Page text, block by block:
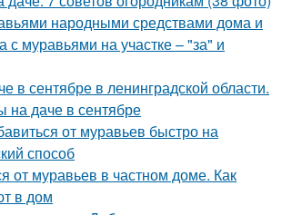
народными средствами дома и
с муравьями на участке – "за" и
в сентябре в ленинградской области.
даче в сентябре
от муравьев быстро на
способ
от муравьев в частном доме. Как
в дом